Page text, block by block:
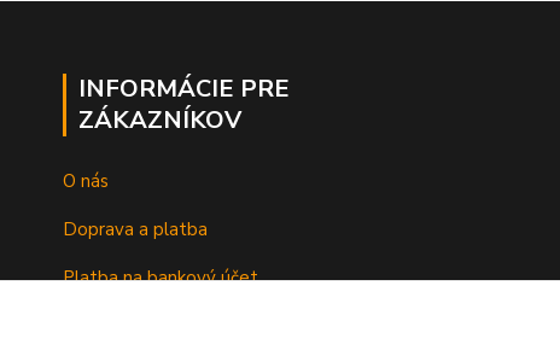
INFORMÁCIE PRE
ZÁKAZNÍKOV
O nás
Doprava a platba
Platba na bankový účet